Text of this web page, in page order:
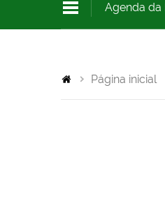
Agenda da
Página inicial